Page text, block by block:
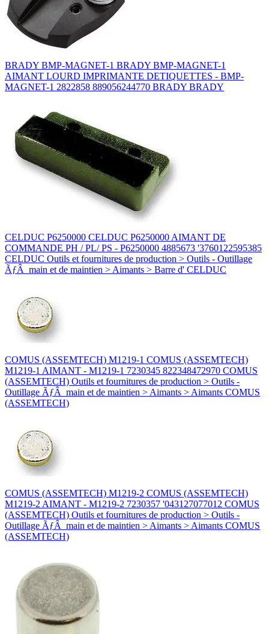
BRADY BMP-MAGNET-1 BRADY BMP-MAGNET-1
AIMANT LOURD IMPRIMANTE DETIQUETTES - BMP-
MAGNET-1 2822858 889056244770 BRADY BRADY
CELDUC P6250000 CELDUC P6250000 AIMANT DE
COMMANDE PH / PL/ PS - P6250000 4885673 '3760122595385
CELDUC Outils et fournitures de production > Outils - Outillage
ÃƒÂ main et de maintien > Aimants > Barre d' CELDUC
COMUS (ASSEMTECH) M1219-1 COMUS (ASSEMTECH)
M1219-1 AIMANT - M1219-1 7230345 822348472970 COMUS
(ASSEMTECH) Outils et fournitures de production > Outils -
Outillage ÃƒÂ main et de maintien > Aimants > Aimants COMUS
(ASSEMTECH)
COMUS (ASSEMTECH) M1219-2 COMUS (ASSEMTECH)
M1219-2 AIMANT - M1219-2 7230357 '043127077012 COMUS
(ASSEMTECH) Outils et fournitures de production > Outils -
Outillage ÃƒÂ main et de maintien > Aimants > Aimants COMUS
(ASSEMTECH)